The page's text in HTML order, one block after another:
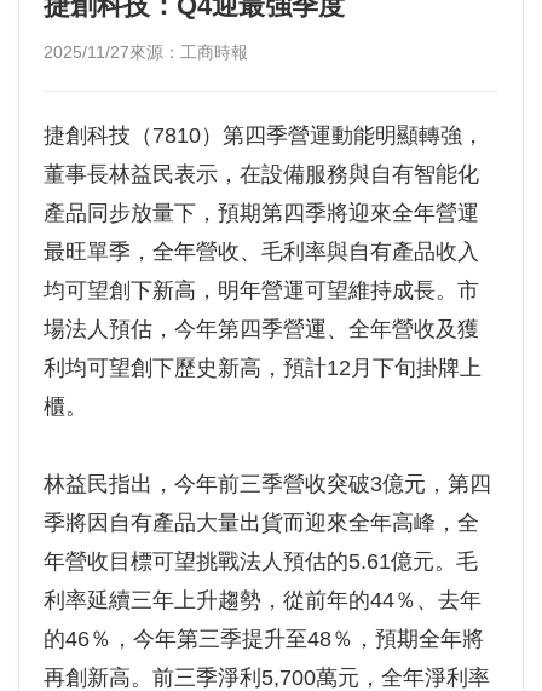
2025/11/27來源：工商時報
捷創科技（7810）第四季營運動能明顯轉強，
董事長林益民表示，在設備服務與自有智能化
產品同步放量下，預期第四季將迎來全年營運
最旺單季，全年營收、毛利率與自有產品收入
均可望創下新高，明年營運可望維持成長。市
場法人預估，今年第四季營運、全年營收及獲
利均可望創下歷史新高，預計12月下旬掛牌上
櫃。
林益民指出，今年前三季營收突破3億元，第四
季將因自有產品大量出貨而迎來全年高峰，全
年營收目標可望挑戰法人預估的5.61億元。毛
利率延續三年上升趨勢，從前年的44％、去年
的46％，今年第三季提升至48％，預期全年將
再創新高。前三季淨利5,700萬元，全年淨利率